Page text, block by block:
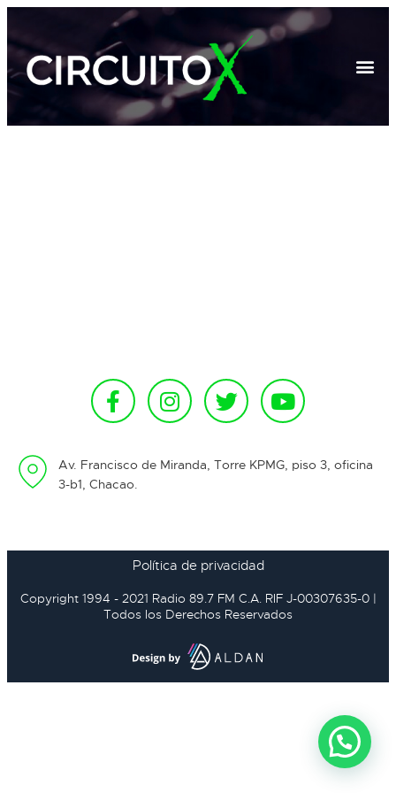
Av. Francisco de Miranda, Torre KPMG, piso 3, oficina
3-b1, Chacao.
Política de privacidad
Copyright 1994 - 2021 Radio 89.7 FM C.A. RIF J-00307635-0 |
Todos los Derechos Reservados